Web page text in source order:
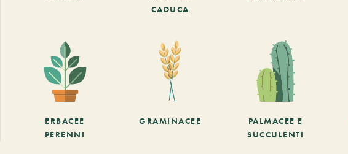
CADUCA
ERBACEE
PERENNI
GRAMINACEE
PALMACEE E
SUCCULENTI